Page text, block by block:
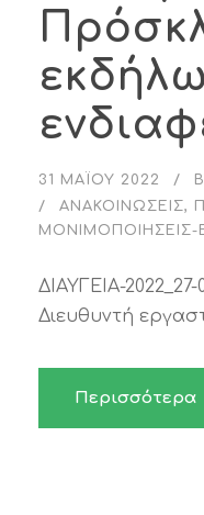
31 ΜΑΪ́ΟΥ 2022
ΑΝΑΚΟΙΝΏΣΕΙΣ,
ΜΟΝΙΜΟΠΟΙΉΣΕΙΣ-
ΔΙΑΥΓΕΙΑ-
Διευθυντή
Περισσότερα